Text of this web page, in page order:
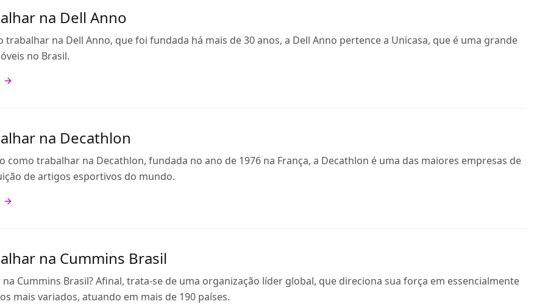
na Dell Anno
trabalhar na Dell Anno, que foi fundada há mais de 30 anos, a Dell Anno pertence a Unicasa, que é uma grande
no Brasil.
na Decathlon
como trabalhar na Decathlon, fundada no ano de 1976 na França, a Decathlon é uma das maiores empresas de
de artigos esportivos do mundo.
na Cummins Brasil
Cummins Brasil? Afinal, trata-se de uma organização líder global, que direciona sua força em essencialmente
mais variados, atuando em mais de 190 países.